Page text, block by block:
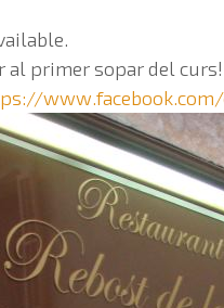
al primer sopar del curs!
www.facebook.com/